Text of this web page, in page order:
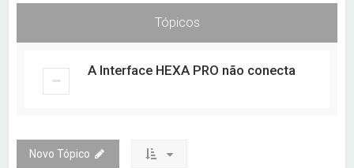
a
Tópicos
A Interface HEXA PRO não conecta
Novo Tópico